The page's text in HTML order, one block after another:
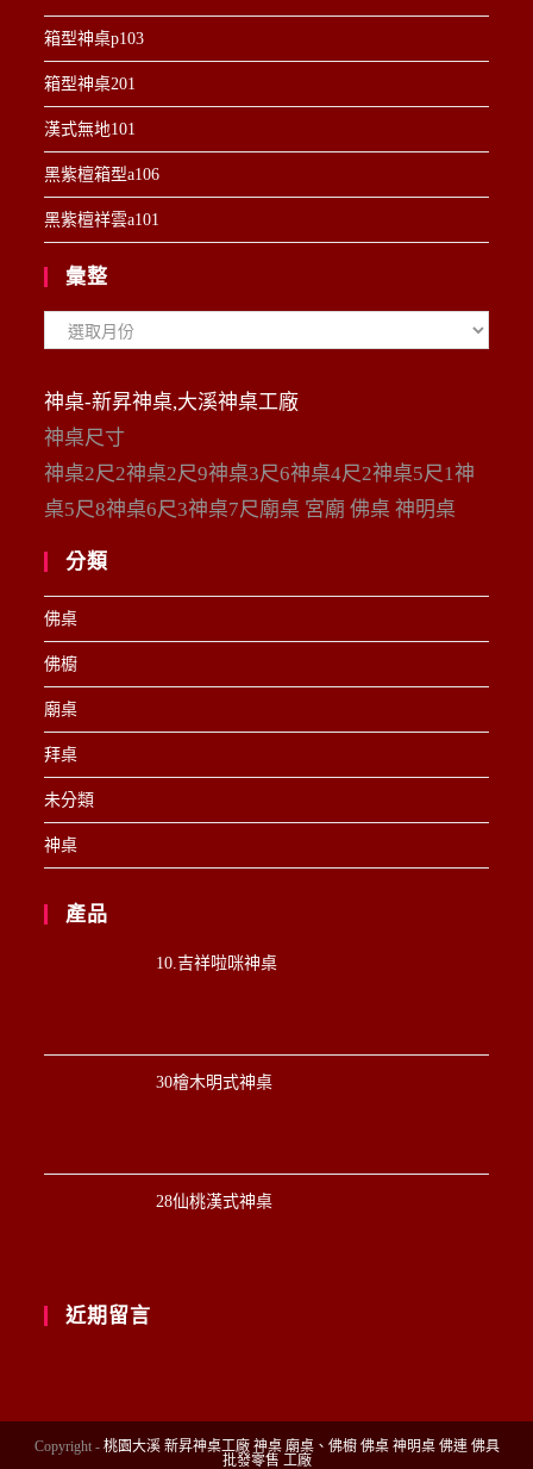
箱型神桌p103
箱型神桌201
漢式無地101
黑紫檀箱型a106
黑紫檀祥雲a101
彙整
神桌-新昇神桌,大溪神桌工廠
神桌尺寸
神桌2尺2神桌2尺9神桌3尺6神桌4尺2神桌5尺1神
桌5尺8神桌6尺3神桌7尺廟桌 宮廟 佛桌 神明桌
分類
佛桌
佛櫥
廟桌
拜桌
未分類
神桌
產品
10.吉祥啦咪神桌
30檜木明式神桌
28仙桃漢式神桌
近期留言
Copyright - 桃園大溪 新昇神桌工廠 神桌 廟桌、佛櫥 佛桌 神明桌 佛連 佛具
批發零售 工廠